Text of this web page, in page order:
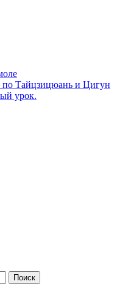
Тайцзицюань и Цигун
урок.